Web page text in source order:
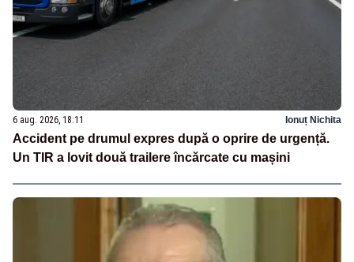
6 aug. 2026, 18:11 Ionuț Nichita
Accident pe drumul expres după o oprire de urgență.
Un TIR a lovit două trailere încărcate cu mașini